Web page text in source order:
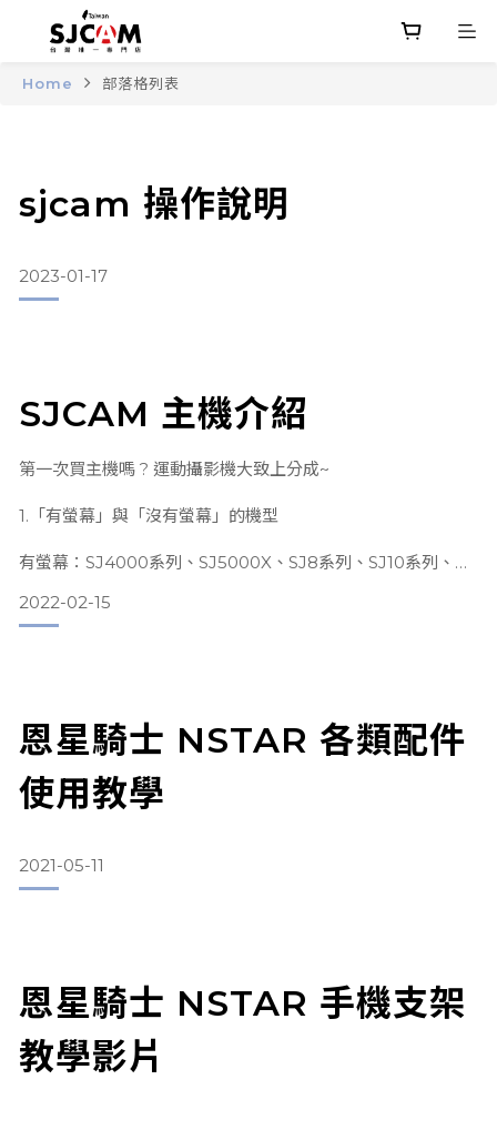
Home 部落格列表
sjcam 操作說明
2023-01-17
SJCAM 主機介紹
第一次買主機嗎 ? 運動攝影機大致上分成~
1.「有螢幕」與「沒有螢幕」的機型
有螢幕：SJ4000系列、SJ5000X、SJ8系列、SJ10系列、
無螢幕：C100、C100+
2.「可連接WIFI」與「不可連接」的機型
有WIFI：SJ4000Wifi、SJ4000 Dual Screen、
SJ5000X、SJ8系列、SJ10系列、SJ11 Active、C100系列、
2022-02-15
恩星騎士 NSTAR 各類配件
使用教學
2021-05-11
恩星騎士 NSTAR 手機支架
教學影片